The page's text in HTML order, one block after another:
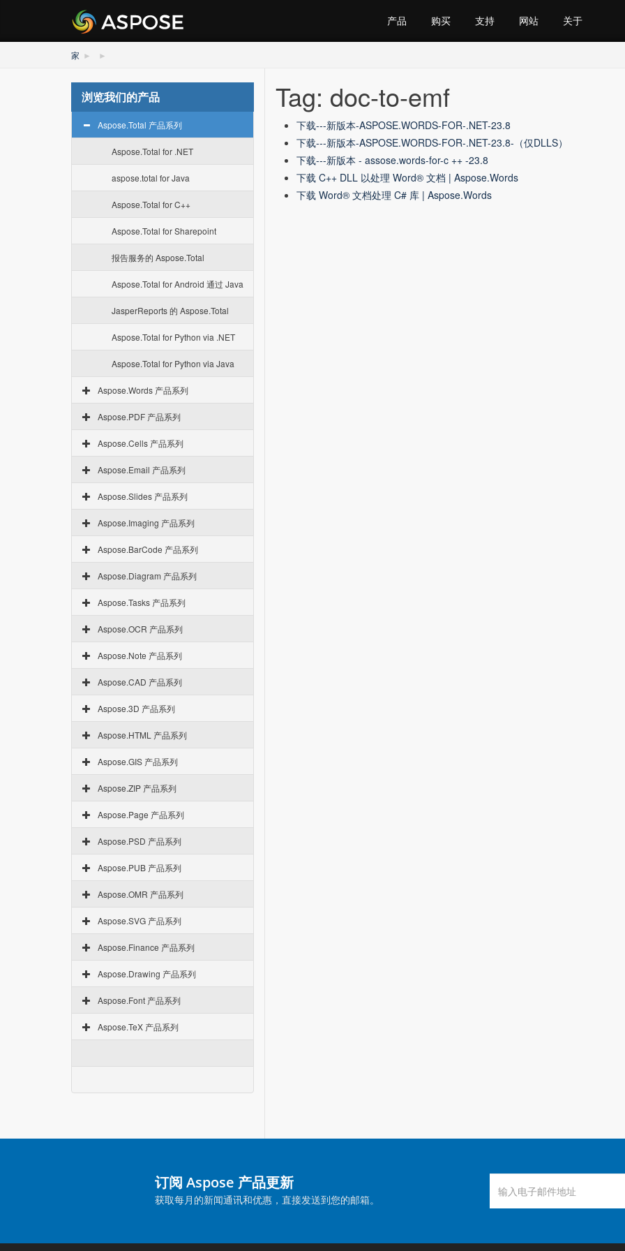
产品 购买 支持 网站 关于
家
浏览我们的产品
Aspose.Total 产品系列
Aspose.Total for .NET
aspose.total for Java
Aspose.Total for C++
Aspose.Total for Sharepoint
报告服务的 Aspose.Total
Aspose.Total for Android 通过 Java
JasperReports 的 Aspose.Total
Aspose.Total for Python via .NET
Aspose.Total for Python via Java
Aspose.Words 产品系列
Aspose.PDF 产品系列
Aspose.Cells 产品系列
Aspose.Email 产品系列
Aspose.Slides 产品系列
Aspose.Imaging 产品系列
Aspose.BarCode 产品系列
Aspose.Diagram 产品系列
Aspose.Tasks 产品系列
Aspose.OCR 产品系列
Aspose.Note 产品系列
Aspose.CAD 产品系列
Aspose.3D 产品系列
Aspose.HTML 产品系列
Aspose.GIS 产品系列
Aspose.ZIP 产品系列
Aspose.Page 产品系列
Aspose.PSD 产品系列
Aspose.PUB 产品系列
Aspose.OMR 产品系列
Aspose.SVG 产品系列
Aspose.Finance 产品系列
Aspose.Drawing 产品系列
Aspose.Font 产品系列
Aspose.TeX 产品系列
Tag: doc-to-emf
下载---新版本-ASPOSE.WORDS-FOR-.NET-23.8
下载---新版本-ASPOSE.WORDS-FOR-.NET-23.8-（仅DLLS）
下载---新版本 - assose.words-for-c ++ -23.8
下载 C++ DLL 以处理 Word® 文档 | Aspose.Words
下载 Word® 文档处理 C# 库 | Aspose.Words
订阅 Aspose 产品更新
获取每月的新闻通讯和优惠，直接发送到您的邮箱。